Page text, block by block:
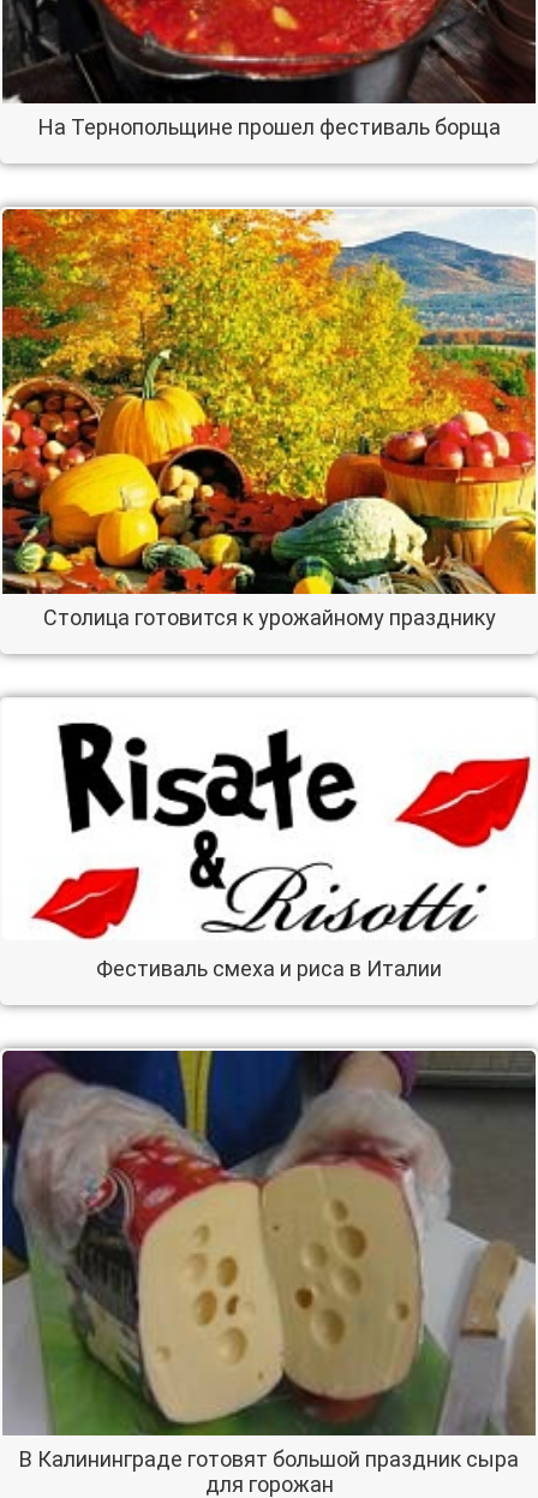
На Тернопольщине прошел фестиваль борща
Столица готовится к урожайному празднику
Фестиваль смеха и риса в Италии
В Калининграде готовят большой праздник сыра
для горожан